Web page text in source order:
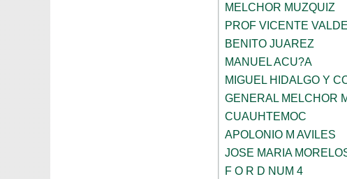
MELCHOR MUZQUIZ
PROF VICENTE
BENITO JUAREZ
MANUEL ACU?A
MIGUEL HIDALGO Y
GENERAL MELCHOR
CUAUHTEMOC
APOLONIO M AVILES
JOSE MARIA
F O R D NUM 4